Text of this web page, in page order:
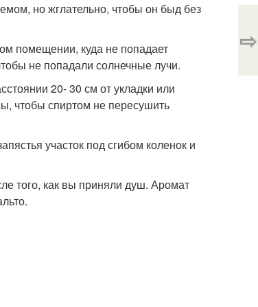
но жглательно, чтобы он быд без
помещении, куда не попадает
не попадали солнечные лучи.
20- 30 см от укладки или
чтобы спиртом не пересушить
участок под сгибом коленок и
того, как вы приняли душ. Аромат
⇨